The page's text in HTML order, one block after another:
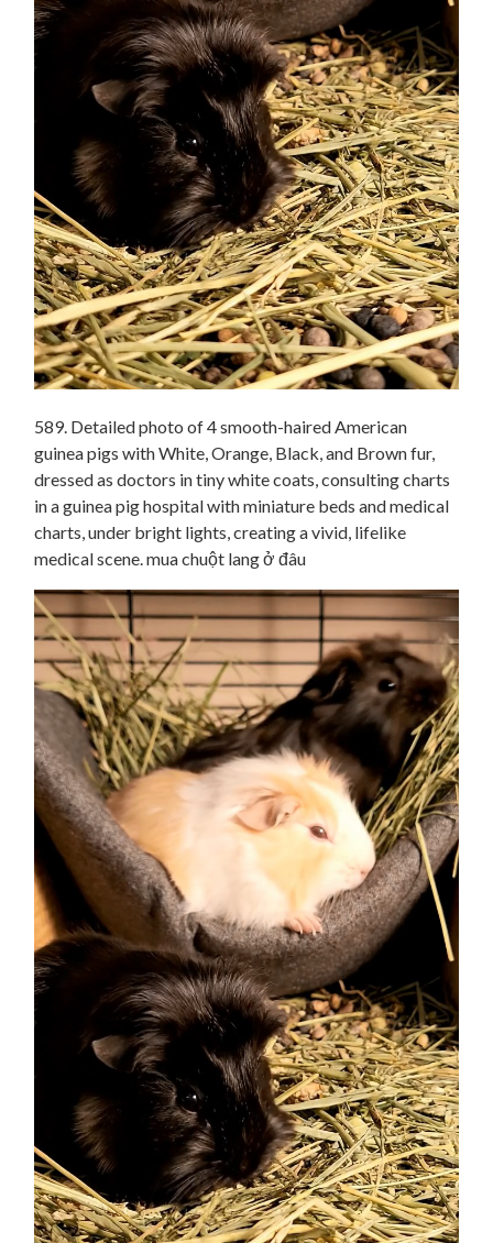
589. Detailed photo of 4 smooth-haired American
guinea pigs with White, Orange, Black, and Brown fur,
dressed as doctors in tiny white coats, consulting charts
in a guinea pig hospital with miniature beds and medical
charts, under bright lights, creating a vivid, lifelike
medical scene. mua chuột lang ở đâu